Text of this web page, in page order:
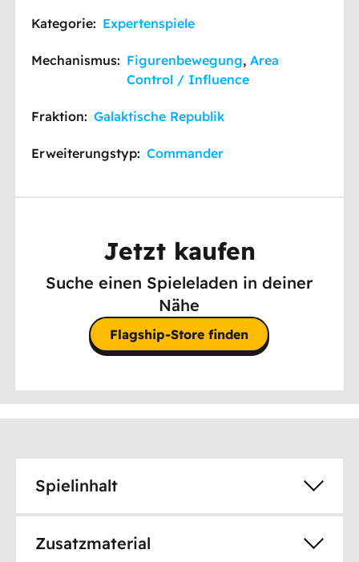
Kategorie: Expertenspiele
Mechanismus: Figurenbewegung,Area
Control / Influence
Fraktion: Galaktische Republik
Erweiterungstyp: Commander
Jetzt kaufen
Suche einen Spieleladen in deiner
Nähe
Flagship-Store finden
Spielinhalt
Zusatzmaterial